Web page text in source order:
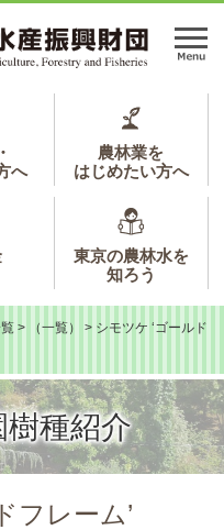
メ
へ
農林業を
はじめたい方へ
東京の農林水を
知ろう
> （一覧） > シモツケ ‘ゴールド
樹種紹介
フレーム’